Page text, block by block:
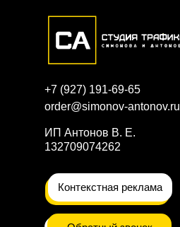
+7 (927) 191-69-65
order@simonov-antonov.ru
ИП Антонов В. Е.
132709074262
Контекстная реклама